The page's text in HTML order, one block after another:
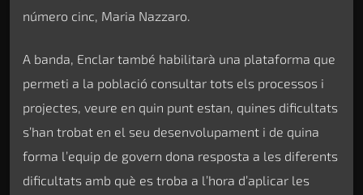
número cinc, Maria Nazzaro.
A banda, Enclar també habilitarà una plataforma que
permeti a la població consultar tots els processos i
projectes, veure en quin punt estan, quines dificultats
s’han trobat en el seu desenvolupament i de quina
forma l’equip de govern dona resposta a les diferents
dificultats amb què es troba a l’hora d’aplicar les